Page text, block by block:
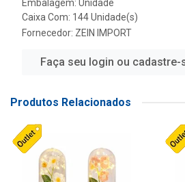
Embalagem: Unidade
Caixa Com: 144 Unidade(s)
Fornecedor: ZEIN IMPORT
Faça seu login ou cadastre-
Produtos Relacionados